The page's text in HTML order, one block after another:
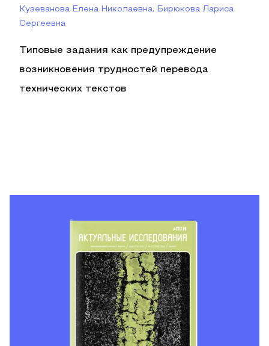
Кузеванова Елена Николаевна, Бирюкова Лариса
Сергеевна
Типовые задания как предупреждение
возникновения трудностей перевода
технических текстов